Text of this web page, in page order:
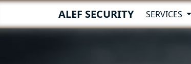
ALEF SECURITY SERVICES